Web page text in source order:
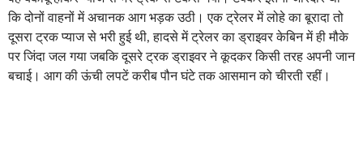
कि दोनों वाहनों में अचानक आग भड़क उठी। एक ट्रेलर में लोहे का बूरादा तो
दूसरा ट्रक प्याज से भरी हुई थी, हादसे में ट्रेलर का ड्राइवर केबिन में ही मौके
पर जिंदा जल गया जबकि दूसरे ट्रक ड्राइवर ने कूदकर किसी तरह अपनी जान
बचाई। आग की ऊंची लपटें करीब पौन घंटे तक आसमान को चीरती रहीं।